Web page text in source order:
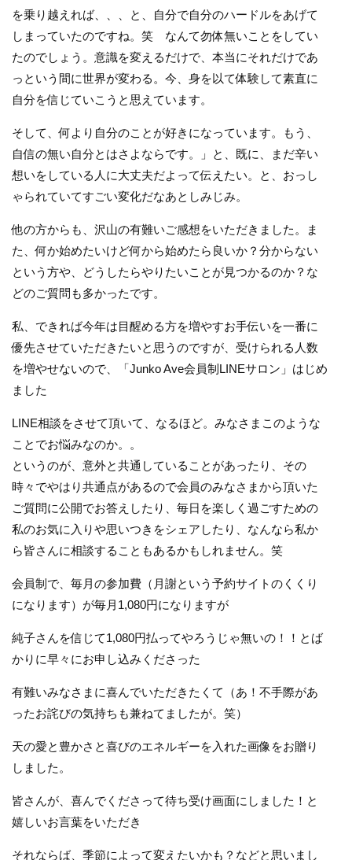
を乗り越えれば、、、と、自分で自分のハードルをあげて
しまっていたのですね。笑 なんて勿体無いことをしてい
たのでしょう。意識を変えるだけで、本当にそれだけであ
っという間に世界が変わる。今、身を以て体験して素直に
自分を信じていこうと思えています。
そして、何より自分のことが好きになっています。もう、
自信の無い自分とはさよならです。」と、既に、まだ辛い
想いをしている人に大丈夫だよって伝えたい。と、おっし
ゃられていてすごい変化だなあとしみじみ。
他の方からも、沢山の有難いご感想をいただきました。ま
た、何か始めたいけど何から始めたら良いか？分からない
という方や、どうしたらやりたいことが見つかるのか？な
どのご質問も多かったです。
私、できれば今年は目醒める方を増やすお手伝いを一番に
優先させていただきたいと思うのですが、受けられる人数
を増やせないので、「Junko Ave会員制LINEサロン」はじめ
ました
LINE相談をさせて頂いて、なるほど。みなさまこのような
ことでお悩みなのか。。
というのが、意外と共通していることがあったり、その
時々でやはり共通点があるので会員のみなさまから頂いた
ご質問に公開でお答えしたり、毎日を楽しく過ごすための
私のお気に入りや思いつきをシェアしたり、なんなら私か
ら皆さんに相談することもあるかもしれません。笑
会員制で、毎月の参加費（月謝という予約サイトのくくり
になります）が毎月1,080円になりますが
純子さんを信じて1,080円払ってやろうじゃ無いの！！とば
かりに早々にお申し込みくださった
有難いみなさまに喜んでいただきたくて（あ！不手際があ
ったお詫びの気持ちも兼ねてましたが。笑）
天の愛と豊かさと喜びのエネルギーを入れた画像をお贈り
しました。
皆さんが、喜んでくださって待ち受け画面にしました！と
嬉しいお言葉をいただき
それならば、季節によって変えたいかも？などと思いまし